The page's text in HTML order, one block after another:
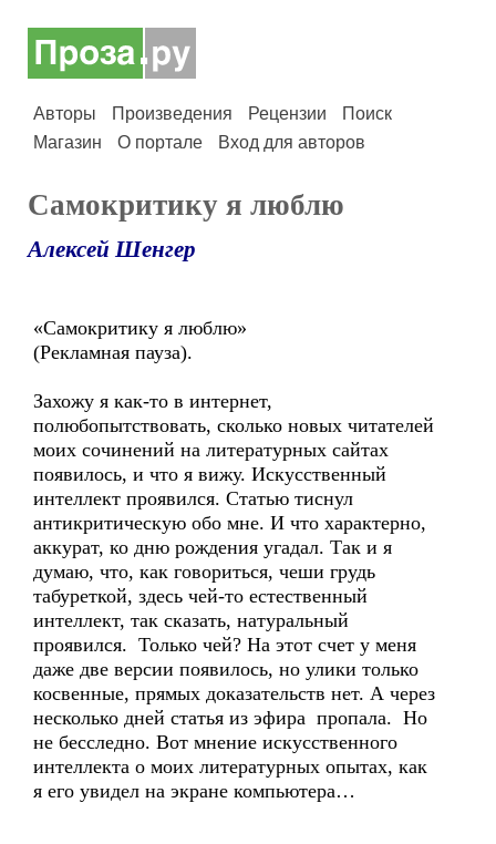
Авторы Произведения Рецензии
Поиск
Магазин
О портале Вход для авторов
Самокритику я люблю
Алексей Шенгер
«Самокритику я люблю»
(Рекламная пауза).
Захожу я как-то в интернет,
полюбопытствовать, сколько новых читателей
моих сочинений на литературных сайтах
появилось, и что я вижу. Искусственный
интеллект проявился. Статью тиснул
антикритическую обо мне. И что характерно,
аккурат, ко дню рождения угадал. Так и я
думаю, что, как говориться, чеши грудь
табуреткой, здесь чей-то естественный
интеллект, так сказать, натуральный
проявился. Только чей? На этот счет у меня
даже две версии появилось, но улики только
косвенные, прямых доказательств нет. А через
несколько дней статья из эфира пропала. Но
не бесследно. Вот мнение искусственного
интеллекта о моих литературных опытах, как
я его увидел на экране компьютера…